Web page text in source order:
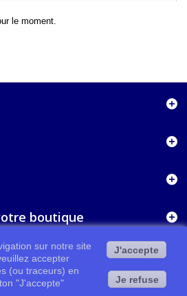
le moment.
boutique
sur notre site
accepter
(ou traceurs) en
"J'accepte"
J'accepte
Je refuse